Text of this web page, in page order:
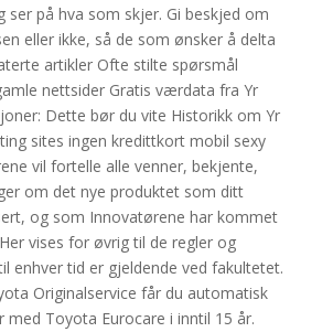
ser på hva som skjer. Gi beskjed om
eller ikke, så de som ønsker å delta
artikler Ofte stilte spørsmål
nettsider Gratis værdata fra Yr
Dette bør du vite Historikk om Yr
sites ingen kredittkort mobil sexy
vil fortelle alle venner, bekjente,
om det nye produktet som ditt
og som Innovatørene har kommet
vises for øvrig til de regler og
enhver tid er gjeldende ved fakultetet.
Originalservice får du automatisk
med Toyota Eurocare i inntil 15 år.